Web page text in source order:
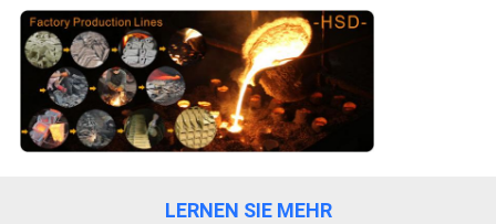
FORDERN
SIE
EIN
ZITAT
LERNEN SIE MEHR